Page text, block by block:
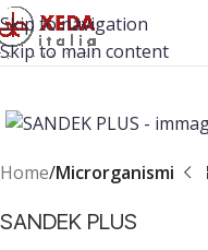
Skip to navigation
Skip to main content
Home Microrganismi
SANDEK PLUS